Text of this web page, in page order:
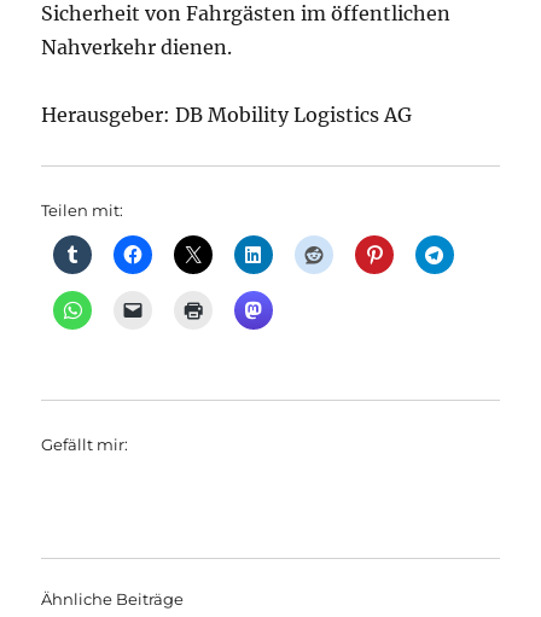
Sicherheit von Fahrgästen im öffentlichen
Nahverkehr dienen.
Herausgeber: DB Mobility Logistics AG
Teilen mit:
Gefällt mir:
Ähnliche Beiträge